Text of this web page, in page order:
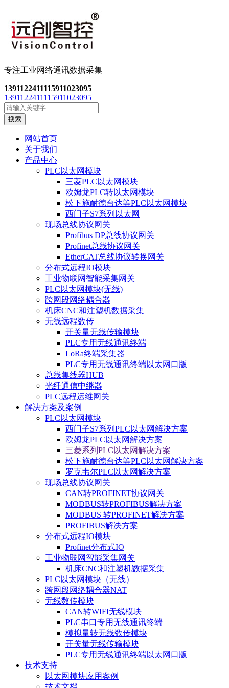
专注工业网络通讯数据采集
1391122411115911023095
1391122411115911023095
搜索
网站首页
关于我们
产品中心
PLC以太网模块
三菱PLC以太网模块
欧姆龙PLC转以太网模块
松下施耐德台达等PLC以太网模块
西门子S7系列以太网
现场总线协议网关
Profibus DP总线协议网关
Profinet总线协议网关
EtherCAT总线协议转换网关
分布式远程IO模块
工业物联网智能采集网关
PLC以太网模块(无线)
跨网段网络耦合器
机床CNC和注塑机数据采集
无线远程数传
开关量无线传输模块
PLC专用无线通讯终端
LoRa终端采集器
PLC专用无线通讯终端以太网口版
总线集线器HUB
光纤通信中继器
PLC远程运维网关
解决方案及案例
PLC以太网模块
西门子S7系列PLC以太网解决方案
欧姆龙PLC以太网解决方案
三菱系列PLC以太网解决方案
松下施耐德台达等PLC以太网解决方案
罗克韦尔PLC以太网解决方案
现场总线协议网关
CAN转PROFINET协议网关
MODBUS转PROFIBUS解决方案
MODBUS 转PROFINET解决方案
PROFIBUS解决方案
分布式远程IO模块
Profinet分布式IO
工业物联网智能采集网关
机床CNC和注塑机数据采集
PLC以太网模块（无线）
跨网段网络耦合器NAT
无线数传模块
CAN转WIFI无线模块
PLC串口专用无线通讯终端
模拟量转无线数传模块
开关量无线传输模块
PLC专用无线通讯终端以太网口版
技术支持
以太网模块应用案例